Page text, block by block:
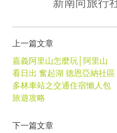
新南向旅行
上一篇文章
嘉義阿里山怎麼玩│阿里山
看日出 奮起湖 德恩亞納社區
多林車站之交通住宿懶人包
旅遊攻略
下一篇文章